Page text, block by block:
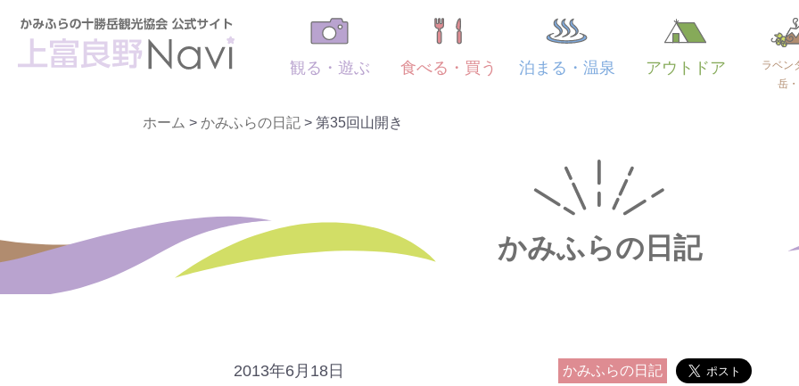
観る・遊ぶ 食べる・買う 泊まる・温泉 アウトドア
ラベン
岳
ホーム > かみふらの日記 > 第35回山開き
かみふらの日記
2013年6月18日 かみふらの日記